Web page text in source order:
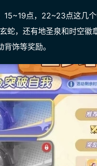
15~19点，22~23点这几
蛇，还有地圣泉和时空
饰等奖励。